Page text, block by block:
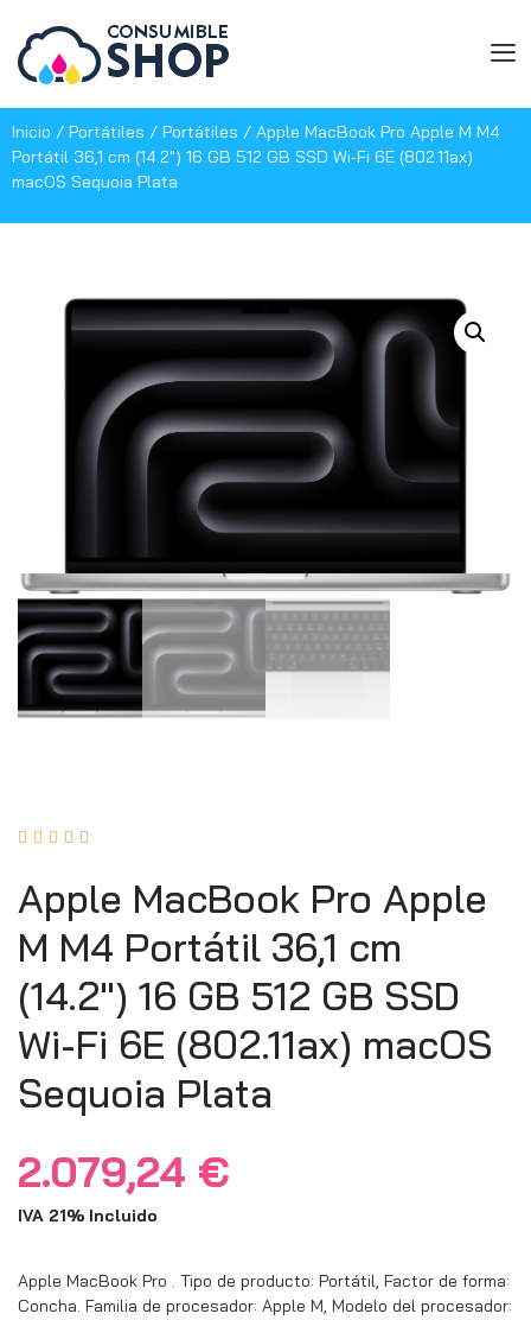
Inicio / Portátiles / Portátiles / Apple MacBook Pro Apple M M4
Portátil 36,1 cm (14.2″) 16 GB 512 GB SSD Wi-Fi 6E (802.11ax)
macOS Sequoia Plata
    
Apple MacBook Pro Apple
M M4 Portátil 36,1 cm
(14.2″) 16 GB 512 GB SSD
Wi-Fi 6E (802.11ax) macOS
Sequoia Plata
2.079,24 €
IVA 21% Incluido
Apple MacBook Pro . Tipo de producto: Portátil, Factor de forma:
Concha. Familia de procesador: Apple M, Modelo del procesador: